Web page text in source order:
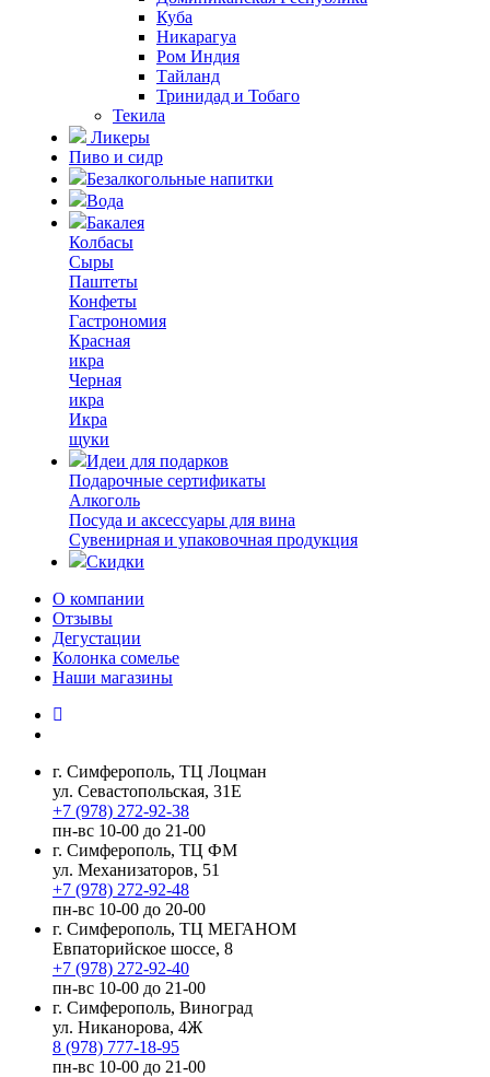
Куба
Никарагуа
Ром Индия
Тайланд
Тринидад и Тобаго
Текила
Ликеры
Пиво и сидр
Безалкогольные напитки
Вода
Бакалея
Колбасы
Сыры
Паштеты
Конфеты
Гастрономия
Красная
икра
Черная
икра
Икра
щуки
Идеи для подарков
Подарочные сертификаты
Алкоголь
Посуда и аксессуары для вина
Сувенирная и упаковочная продукция
Скидки
О компании
Отзывы
Дегустации
Колонка сомелье
Наши магазины
г. Симферополь, ТЦ Лоцман
ул. Севастопольская, 31Е
+7 (978) 272-92-38
пн-вс 10-00 до 21-00
г. Симферополь, ТЦ ФМ
ул. Механизаторов, 51
+7 (978) 272-92-48
пн-вс 10-00 до 20-00
г. Симферополь, ТЦ МЕГАНОМ
Евпаторийское шоссе, 8
+7 (978) 272-92-40
пн-вс 10-00 до 21-00
г. Симферополь, Виноград
ул. Никанорова, 4Ж
8 (978) 777-18-95
пн-вс 10-00 до 21-00